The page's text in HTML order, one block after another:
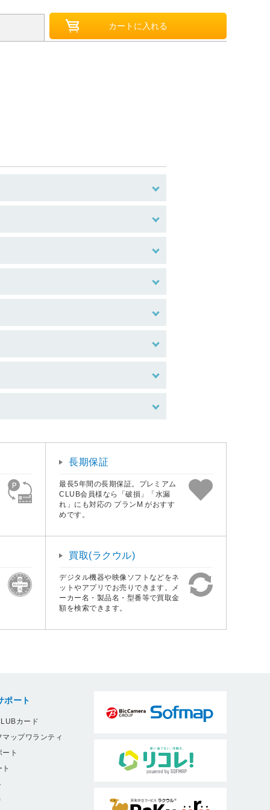
長期保証
最長5年間の長期保証。プレミアム
CLUB会員様なら「破損」「水漏
れ」にも対応の プランM がおすす
めです。
買取(ラクウル)
デジタル機器や映像ソフトなどをネ
ットやアプリでお売りできます。メ
ーカー名・製品名・型番等で買取金
額を検索できます。
ポート
カード
ップワランティ
ト